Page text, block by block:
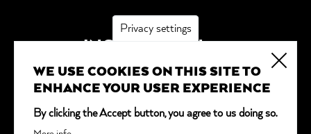
INSCRIPTION
*obligatoire
Adresse email*
Privacy settings
WE USE COOKIES ON THIS SITE TO
ENHANCE YOUR USER EXPERIENCE
By clicking the Accept button, you agree to us doing so.